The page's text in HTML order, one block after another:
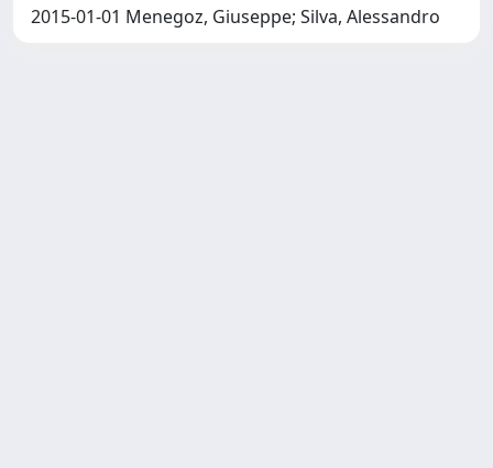
2015-01-01 Menegoz, Giuseppe; Silva, Alessandro